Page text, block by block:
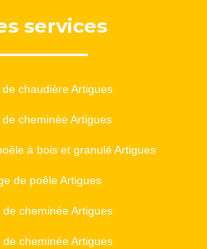
services
chaudière Artigues
cheminée Artigues
à bois et granulé Artigues
de poêle Artigues
cheminée Artigues
cheminée Artigues